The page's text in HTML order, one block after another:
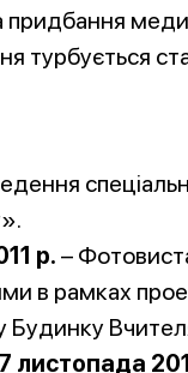
придбання
турбується
р. –
в рамках
Будинку
7 листопада